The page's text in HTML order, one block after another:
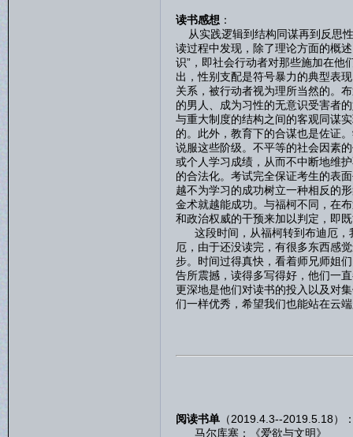
读书感想 ：
从实践逻辑到结构同谋再到反思
读过程中发现，除了理论方面的概
识”，即社会行动者对那些施加在他
出，性别支配是符号暴力的典型表
关系，被行动者视为理所当然的。
的男人、成为习性的无意识受害者
与重大制度的结构之间的客观同谋
的。此外，教育下的合谋也是佐证
说服这些阶级。不平等的社会因素
或个人学习成绩，从而不中断地维
的合法化。考试完全保证考生的表
越不为学习的成功树立一种相反的
金术就越能成功。与福柯不同，在
和政治权威的干预来加以判定，即
这段时间，从福柯转到布迪厄，
厄，由于还没读完，有很多东西感
步。时间过得真快，看着师兄师姐
告所震撼，读得多写得好，他们一
更深地是他们对读书的投入以及对
们一样优秀，希望我们也能站在云
阅读书单（2019.4.3--2019.5.18）
马尔库塞：《爱欲与文明》